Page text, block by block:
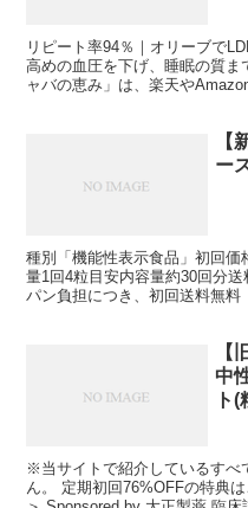
リピート率94％｜オリーブで
高めの血圧を下げ、睡眠の質
ャバの恵み」は、楽天や
【
ー
種別「機能性表示食品」初回価
量1回4粒目安内容量約30回分
パン負担につき、初回送料無
【
中
ト
※当サイトで紹介しているすべ
ん。 定期初回76%OFFの特典